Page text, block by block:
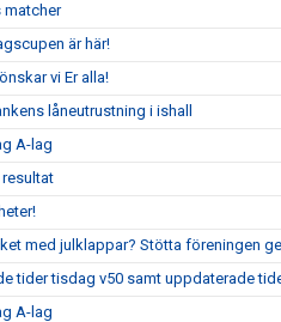
matcher
är här!
vi Er alla!
låneutrustning i ishall
A-lag
med julklappar? Stötta föreningen
tider tisdag v50 samt uppdaterade
A-lag